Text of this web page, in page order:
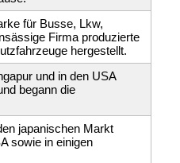
für Busse, Lkw,
Firma produzierte
hergestellt.
und in den USA
begann die
japanischen Markt
sowie in einigen